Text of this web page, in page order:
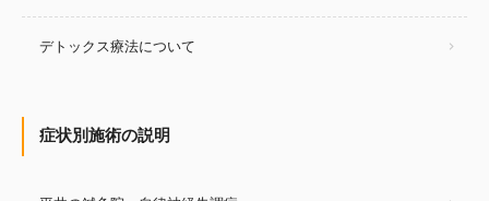
デトックス療法について
症状別施術の説明